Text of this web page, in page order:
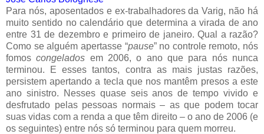
Para nós, aposentados e ex-trabalhadores da Varig, não há
muito sentido no calendário que determina a virada de ano
entre 31 de dezembro e primeiro de janeiro. Qual a razão?
Como se alguém apertasse “pause” no controle remoto, nós
fomoscongelados em 2006, o ano que para nós nunca
terminou. E esses tantos, contra as mais justas razões,
persistem apertando a tecla que nos mantêm presos a este
ano sinistro. Nesses quase seis anos de tempo vivido e
desfrutado pelas pessoas normais – as que podem tocar
suas vidas com a renda a que têm direito – o ano de 2006 (e
os seguintes) entre nós só terminou para quem morreu.